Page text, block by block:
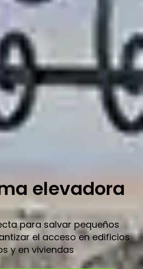
elevadora
para salvar pequeños
el acceso en edificios
y en viviendas